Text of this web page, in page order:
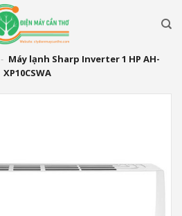
- Máy lạnh Sharp Inverter 1 HP AH-
XP10CSWA